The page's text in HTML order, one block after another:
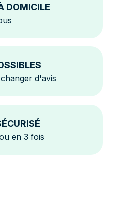
météorologiques
constantes
sur les panneaux et les
l'assurance d'un
Ce gage de qualité
DOMICILE
d'avis
en 3 fois